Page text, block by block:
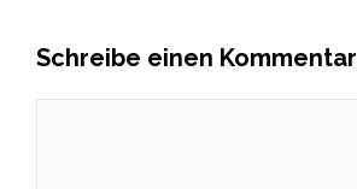
Schreibe einen Kommentar